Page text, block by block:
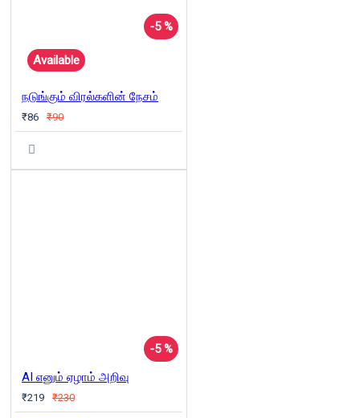
-5 %
Available
நடுங்கும் விரல்களின் நேசம்
₹86 ₹90
-5 %
AI எனும் ஏழாம் அறிவு
₹219 ₹230